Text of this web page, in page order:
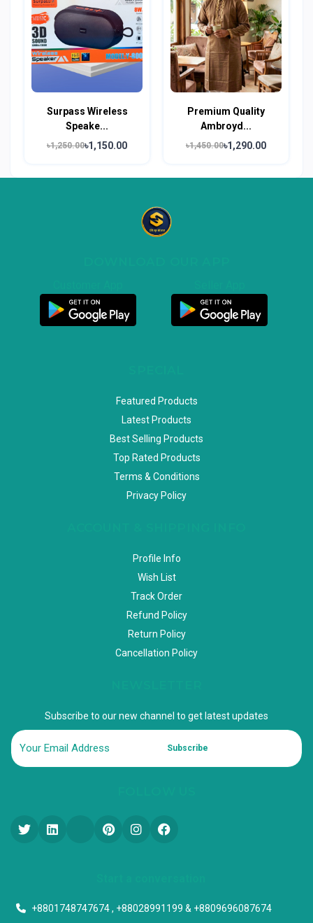
Surpass Wireless
Speake...
৳1,250.00৳1,150.00
Premium Quality
Ambroyd...
৳1,450.00৳1,290.00
Featured Products
Latest Products
Best Selling Products
Top Rated Products
Terms & Conditions
Privacy Policy
Profile Info
Wish List
Track Order
Refund Policy
Return Policy
Cancellation Policy
Subscribe to our new channel to get latest updates
Subscribe
+8801748747674 , +88028991199 & +8809696087674